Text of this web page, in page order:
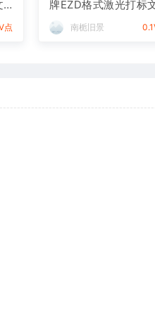
点
牌EZD格式激光打标
件通用矢量图
南栀旧景